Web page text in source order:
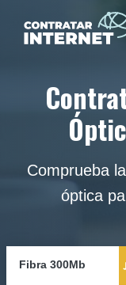
Comprueba
óptica
Fibra 300Mb